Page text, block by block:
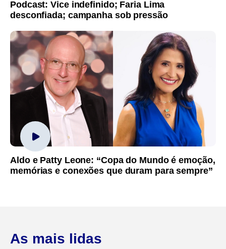
Podcast: Vice indefinido; Faria Lima
desconfiada; campanha sob pressão
Aldo e Patty Leone: “Copa do Mundo é emoção,
memórias e conexões que duram para sempre”
As mais lidas